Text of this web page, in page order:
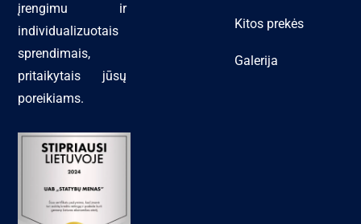
įrengimu ir
individualizuotais
sprendimais,
pritaikytais jūsų
poreikiams.
Kitos prekės
Galerija